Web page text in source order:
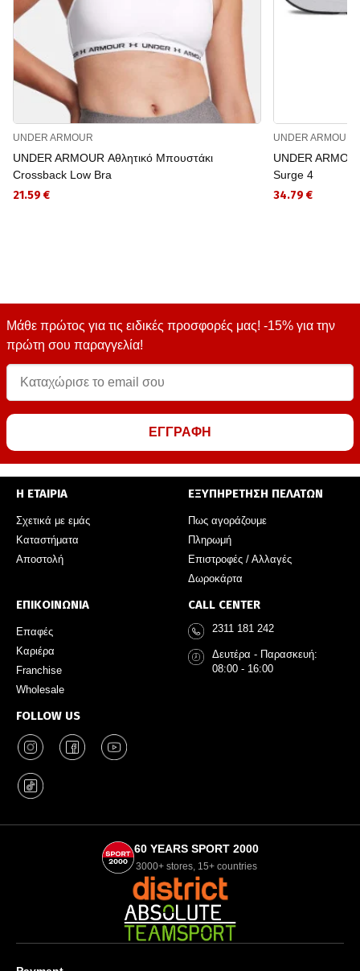
UNDER ARMOUR
UNDER ARMOUR Αθλητικό Μπουστάκι
Crossback Low Bra
21.59 €
UNDER ARMOUR
UNDER
Surge 4
34.79 €
Μάθε πρώτος για τις ειδικές προσφορές μας! -15% για την
πρώτη σου παραγγελία!
ΕΓΓΡΑΦΗ
Η ΕΤΑΙΡΙΑ
Σχετικά με εμάς
Καταστήματα
Αποστολή
ΕΞΥΠΗΡΕΤΗΣΗ ΠΕΛΑΤΩΝ
Πως αγοράζουμε
Πληρωμή
Επιστροφές / Αλλαγές
Δωροκάρτα
ΕΠΙΚΟΙΝΩΝΙΑ
Επαφές
Καριέρα
Franchise
Wholesale
FOLLOW US
CALL CENTER
2311 181 242
Δευτέρα - Παρασκευή:
08:00 - 16:00
60 YEARS SPORT 2000
3000+ stores, 15+ countries